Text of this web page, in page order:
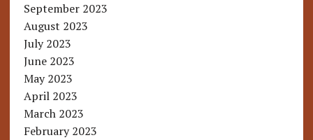
September 2023
August 2023
July 2023
June 2023
May 2023
April 2023
March 2023
February 2023